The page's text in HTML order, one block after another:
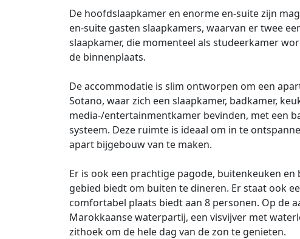
De hoofdslaapkamer en enorme en-suite zijn
en-suite gasten slaapkamers, waarvan er twee
slaapkamer, die momenteel als studeerkamer
de binnenplaats.
De accommodatie is slim ontworpen om een
Sotano, waar zich een slaapkamer, badkamer,
media-/entertainmentkamer bevinden, met een
systeem. Deze ruimte is ideaal om in te
apart bijgebouw van te maken.
Er is ook een prachtige pagode, buitenkeuken
gebied biedt om buiten te dineren. Er staat ook
comfortabel plaats biedt aan 8 personen. Op de
Marokkaanse waterpartij, een visvijver met
zithoek om de hele dag van de zon te genieten.